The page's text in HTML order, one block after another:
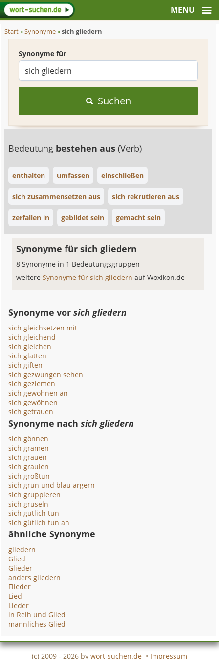
Start»Synonyme»sich gliedern
Synonyme für
Suchen
Bedeutung bestehen aus(Verb)
enthalten umfassen einschließen
sich zusammensetzen aus sich rekrutieren aus
zerfallen in gebildet sein gemacht sein
Synonyme für sich gliedern
8 Synonyme in 1 Bedeutungsgruppen
weitereSynonyme für sich gliedernauf Woxikon.de
Synonyme vorsich gliedern
sich gleichsetzen mit
sich gleichend
sich gleichen
sich glätten
sich giften
sich gezwungen sehen
sich geziemen
sich gewöhnen an
sich gewöhnen
sich getrauen
Synonyme nachsich gliedern
sich gönnen
sich grämen
sich grauen
sich graulen
sich großtun
sich grün und blau ärgern
sich gruppieren
sich gruseln
sich gütlich tun
sich gütlich tun an
ähnliche Synonyme
gliedern
Glied
Glieder
anders gliedern
Flieder
Lied
Lieder
in Reih und Glied
männliches Glied
(c) 2009 - 2026 by wort-suchen.de • Impressum